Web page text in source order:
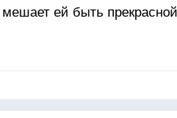
ей быть